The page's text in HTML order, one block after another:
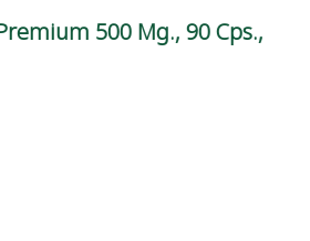
500 Mg., 90 Cps.,